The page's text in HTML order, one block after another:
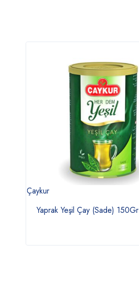
Çaykur
Yaprak Yeşil Çay (Sade) 150Gr